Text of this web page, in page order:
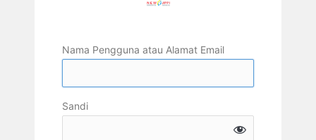
Nama Pengguna atau Alamat Email
Sandi